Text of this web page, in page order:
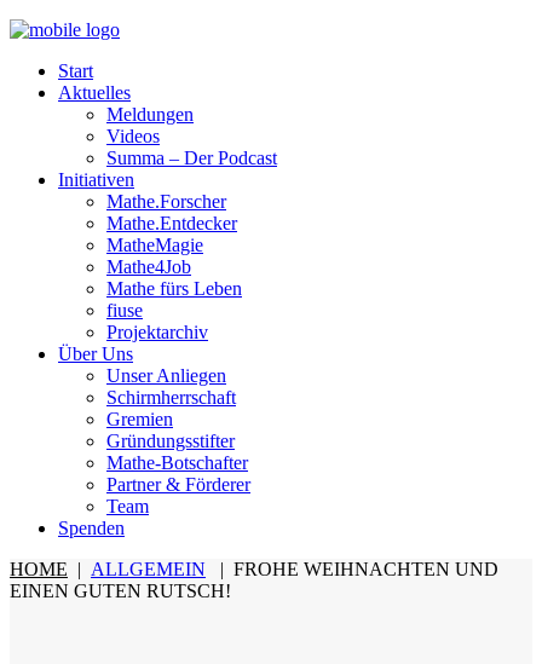
Start
Aktuelles
Meldungen
Videos
Summa – Der Podcast
Initiativen
Mathe.Forscher
Mathe.Entdecker
MatheMagie
Mathe4Job
Mathe fürs Leben
fiuse
Projektarchiv
Über Uns
Unser Anliegen
Schirmherrschaft
Gremien
Gründungsstifter
Mathe-Botschafter
Partner & Förderer
Team
Spenden
HOME | ALLGEMEIN | FROHE WEIHNACHTEN UND
EINEN GUTEN RUTSCH!